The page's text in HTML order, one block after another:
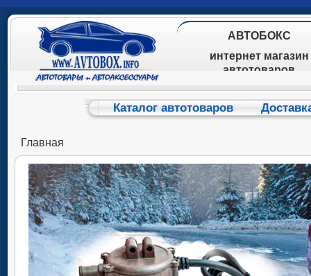
АВТОБОКС
интернет магазин
автотоваров
Каталог автотоваров
Главная